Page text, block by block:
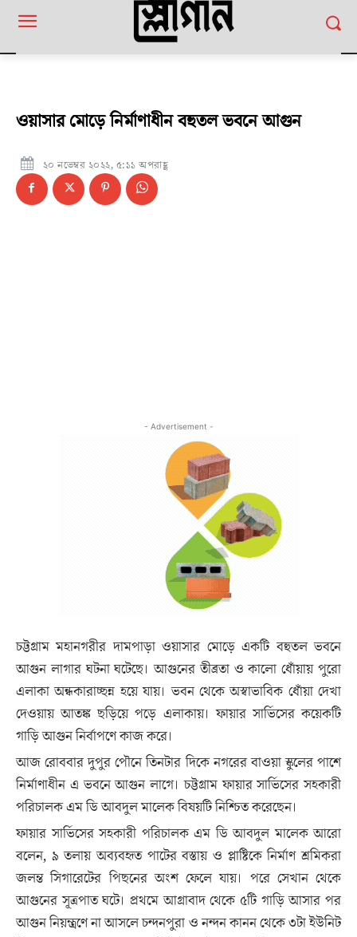
ওয়াসার মোড়ে নির্মাণাধীন বহুতল ভবনে আগুন
২০ নভেম্বর ২০২২, ৫:১১ অপরাহ্ণ
- Advertisement -
চট্টগ্রাম মহানগরীর দামপাড়া ওয়াসার মোড়ে একটি বহুতল ভবনে
আগুন লাগার ঘটনা ঘটেছে। আগুনের তীব্রতা ও কালো ধোঁয়ায় পুরো
এলাকা অন্ধকারাচ্ছন্ন হয়ে যায়। ভবন থেকে অস্বাভাবিক ধোঁয়া দেখা
দেওয়ায় আতঙ্ক ছড়িয়ে পড়ে এলাকায়। ফায়ার সার্ভিসের কয়েকটি
গাড়ি আগুন নির্বাপণে কাজ করে।
আজ রোববার দুপুর পৌনে তিনটার দিকে নগরের বাওয়া স্কুলের পাশে
নির্মাণাধীন এ ভবনে আগুন লাগে। চট্টগ্রাম ফায়ার সার্ভিসের সহকারী
পরিচালক এম ডি আবদুল মালেক বিষয়টি নিশ্চিত করেছেন।
ফায়ার সার্ভিসের সহকারী পরিচালক এম ডি আবদুল মালেক আরো
বলেন, ৯ তলায় অব্যবহৃত পাটের বস্তায় ও প্লাষ্টিকে নির্মাণ শ্রমিকরা
জলন্ত সিগারেটের পিছনের অংশ ফেলে যায়। পরে সেখান থেকে
আগুনের সূত্রপাত ঘটে। প্রথমে আগ্রাবাদ থেকে ৫টি গাড়ি আসার পর
আগুন নিয়ন্ত্রণে না আসলে চন্দনপুরা ও নন্দন কানন থেকে ৩টা ইউনিট